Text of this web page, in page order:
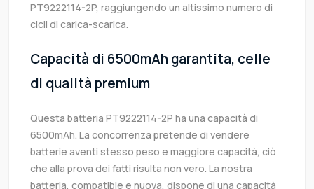
PT9222114-2P, raggiungendo un altissimo numero di
cicli di carica-scarica.
Capacità di 6500mAh garantita, celle
di qualità premium
Questa batteria PT9222114-2P ha una capacità di
6500mAh. La concorrenza pretende di vendere
batterie aventi stesso peso e maggiore capacità, ciò
che alla prova dei fatti risulta non vero. La nostra
batteria, compatible e nuova, dispone di una capacità